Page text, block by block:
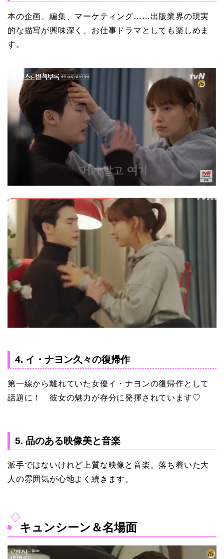
本の企画、編集、マーケティング……出版業界の現実
的な描写が興味深く、お仕事ドラマとしても楽しめま
す。
4. イ・ナヨン久々の復帰作
第一線から離れていた女優イ・ナヨンの復帰作として
話題に！ 彼女の魅力が存分に発揮されています♡
5. 品のある映像美と音楽
派手ではないけれど上質な映像と音楽。落ち着いた大
人の雰囲気が心地よく続きます。
キュンシーン＆名場面